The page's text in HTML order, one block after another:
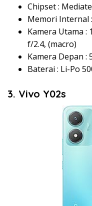
Chipset :
Memori Internal
Kamera Utama :
f/2.4, (macro)
Kamera Depan :
Baterai : Li-Po
3. Vivo Y02s